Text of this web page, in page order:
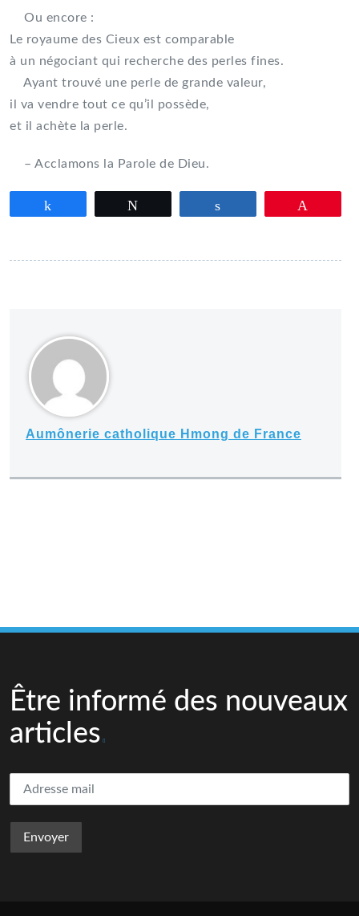
Ou encore :
Le royaume des Cieux est comparable
à un négociant qui recherche des perles fines.
Ayant trouvé une perle de grande valeur,
il va vendre tout ce qu’il possède,
et il achète la perle.
– Acclamons la Parole de Dieu.
Aumônerie catholique Hmong de France
Être informé des nouveaux
articles